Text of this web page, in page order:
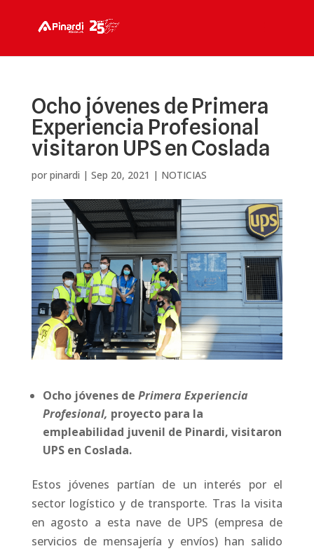
Ocho jóvenes de Primera
Experiencia Profesional
visitaron UPS en Coslada
por pinardi | Sep 20, 2021 | NOTICIAS
Ocho jóvenes de Primera Experiencia
Profesional, proyecto para la
empleabilidad juvenil de Pinardi, visitaron
UPS en Coslada.
Estos jóvenes partían de un interés por el
sector logístico y de transporte. Tras la visita
en agosto a esta nave de UPS (empresa de
servicios de mensajería y envíos) han salido